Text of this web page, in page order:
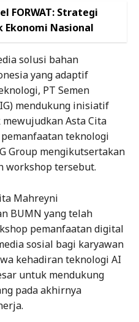
FORWAT: Strategi
Nasional
solusi bahan
yang adaptif
PT Semen
mendukung inisiatif
Asta Cita
teknologi
Group mengikutsertakan
workshop tersebut.
Mahreyni
BUMN yang telah
pemanfaatan digital
sosial bagi karyawan
kehadiran teknologi AI
untuk mendukung
pada akhirnya